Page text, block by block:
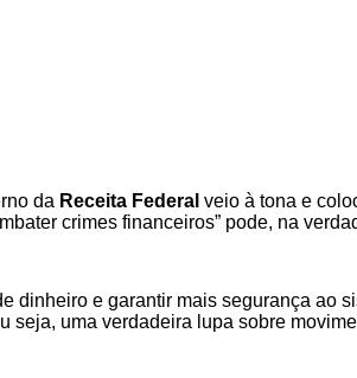
da Receita Federal veio à tona e
crimes financeiros” pode, na
dinheiro e garantir mais segurança ao
seja, uma verdadeira lupa sobre